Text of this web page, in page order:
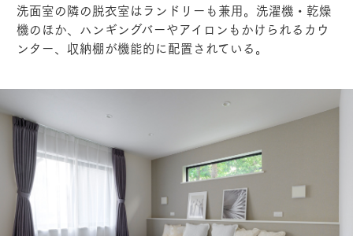
洗面室の隣の脱衣室はランドリーも兼用。洗濯機・乾燥
機のほか、ハンギングバーやアイロンもかけられるカウ
ンター、収納棚が機能的に配置されている。